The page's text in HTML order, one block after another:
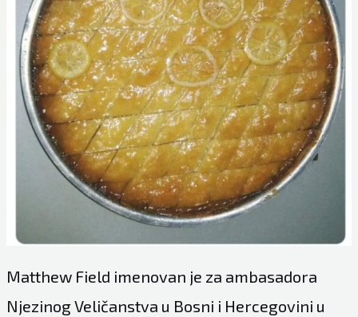
Matthew Field imenovan je za ambasadora
Njezinog Veličanstva u Bosni i Hercegovini u